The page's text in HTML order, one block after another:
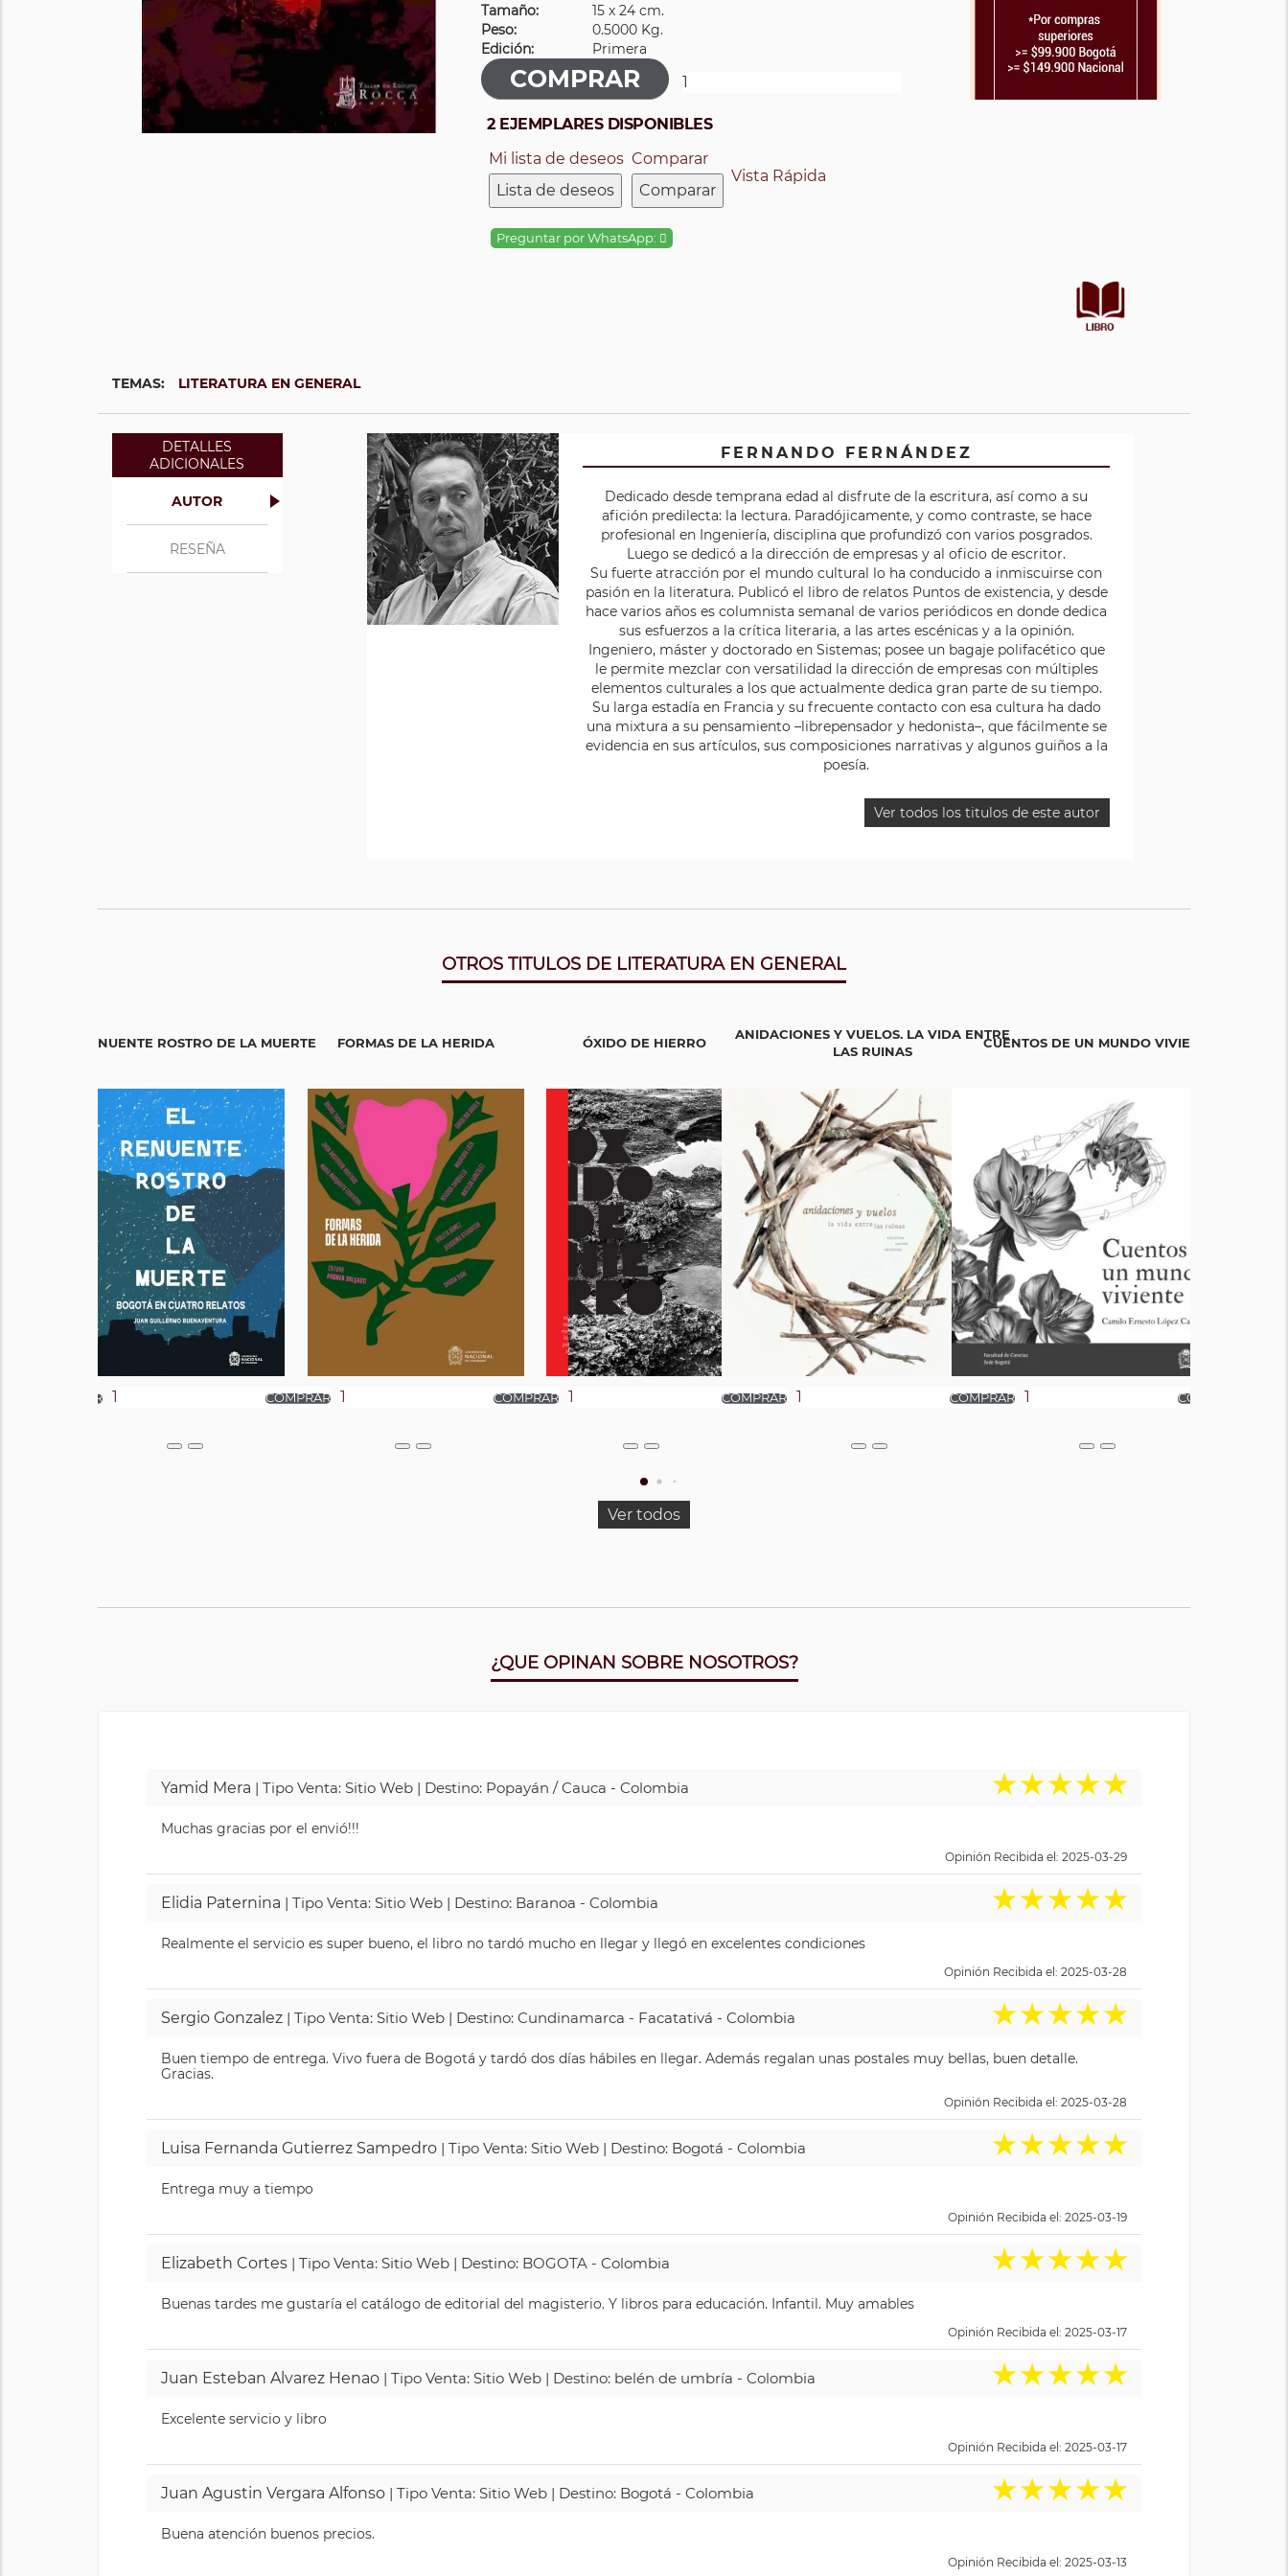
Tamaño:
15 x 24 cm.
Peso:
0.5000 Kg.
Edición:
Primera
2 EJEMPLARES DISPONIBLES
Mi lista de deseos
Lista de deseos
Comparar
Comparar
Vista Rápida
Preguntar por WhatsApp:
TEMAS: LITERATURA EN GENERAL
DETALLES
ADICIONALES
AUTOR
RESEÑA
FERNANDO FERNÁNDEZ
Dedicado desde temprana edad al disfrute de la escritura, así como a su
afición predilecta: la lectura. Paradójicamente, y como contraste, se hace
profesional en Ingeniería, disciplina que profundizó con varios posgrados.
Luego se dedicó a la dirección de empresas y al oficio de escritor.
Su fuerte atracción por el mundo cultural lo ha conducido a inmiscuirse con
pasión en la literatura. Publicó el libro de relatos Puntos de existencia, y desde
hace varios años es columnista semanal de varios periódicos en donde dedica
sus esfuerzos a la crítica literaria, a las artes escénicas y a la opinión.
Ingeniero, máster y doctorado en Sistemas; posee un bagaje polifacético que
le permite mezclar con versatilidad la dirección de empresas con múltiples
elementos culturales a los que actualmente dedica gran parte de su tiempo.
Su larga estadía en Francia y su frecuente contacto con esa cultura ha dado
una mixtura a su pensamiento –librepensador y hedonista–, que fácilmente se
evidencia en sus artículos, sus composiciones narrativas y algunos guiños a la
poesía.
Ver todos los titulos de este autor
OTROS TITULOS DE LITERATURA EN GENERAL
EL RENUENTE ROSTRO DE LA MUERTE FORMAS DE LA HERIDA ÓXIDO DE HIERRO
ANIDACIONES Y VUELOS. LA VIDA ENTRE
LAS RUINAS
CUENTOS DE UN MUNDO VIVIENTE
Ver todos
¿QUE OPINAN SOBRE NOSOTROS?
Yamid Mera | Tipo Venta: Sitio Web | Destino: Popayán / Cauca - Colombia ★★★★★
Muchas gracias por el envió!!!
Opinión Recibida el: 2025-03-29
Elidia Paternina | Tipo Venta: Sitio Web | Destino: Baranoa - Colombia ★★★★★
Realmente el servicio es super bueno, el libro no tardó mucho en llegar y llegó en excelentes condiciones
Opinión Recibida el: 2025-03-28
Sergio Gonzalez | Tipo Venta: Sitio Web | Destino: Cundinamarca - Facatativá - Colombia ★★★★★
Buen tiempo de entrega. Vivo fuera de Bogotá y tardó dos días hábiles en llegar. Además regalan unas postales muy bellas, buen detalle.
Gracias.
Opinión Recibida el: 2025-03-28
Luisa Fernanda Gutierrez Sampedro | Tipo Venta: Sitio Web | Destino: Bogotá - Colombia ★★★★★
Entrega muy a tiempo
Opinión Recibida el: 2025-03-19
Elizabeth Cortes | Tipo Venta: Sitio Web | Destino: BOGOTA - Colombia ★★★★★
Buenas tardes me gustaría el catálogo de editorial del magisterio. Y libros para educación. Infantil. Muy amables
Opinión Recibida el: 2025-03-17
Juan Esteban Alvarez Henao | Tipo Venta: Sitio Web | Destino: belén de umbría - Colombia ★★★★★
Excelente servicio y libro
Opinión Recibida el: 2025-03-17
Juan Agustin Vergara Alfonso | Tipo Venta: Sitio Web | Destino: Bogotá - Colombia ★★★★★
Buena atención buenos precios.
Opinión Recibida el: 2025-03-13